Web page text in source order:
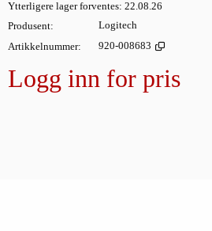
Ytterligere lager forventes 22.08.26
Produsent Logitech
Artikkelnummer 920-008683
Logg inn for pris